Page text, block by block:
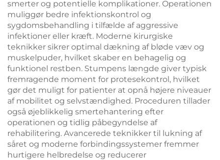
smerter og potentielle komplikationer. Operationen
muliggør bedre infektionskontrol og
sygdomsbehandling i tilfælde af aggressive
infektioner eller kræft. Moderne kirurgiske
teknikker sikrer optimal dækning af bløde væv og
muskelpuder, hvilket skaber en behagelig og
funktionel restben. Stumpens længde giver typisk
fremragende moment for protesekontrol, hvilket
gør det muligt for patienter at opnå højere niveauer
af mobilitet og selvstændighed. Proceduren tillader
også øjeblikkelig smertehantering efter
operationen og tidlig påbegyndelse af
rehabilitering. Avancerede teknikker til lukning af
såret og moderne forbindingssystemer fremmer
hurtigere helbredelse og reducerer